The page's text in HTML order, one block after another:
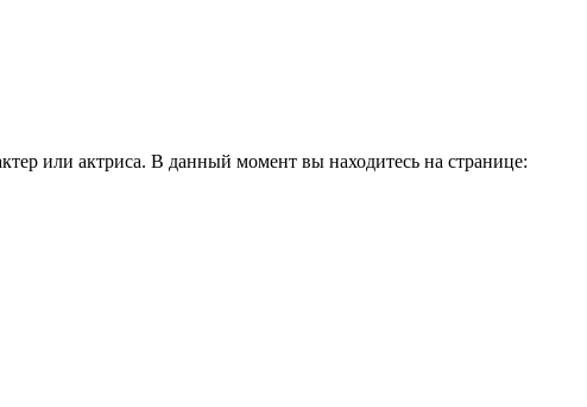
или актриса. В данный момент вы находитесь на странице: